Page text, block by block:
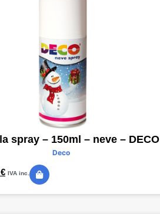
spray – 150ml – neve – DECO
Deco
€ IVA inc.